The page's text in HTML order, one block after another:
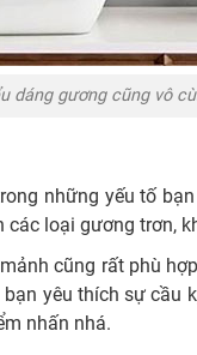
dáng gương cũng vô
những yếu tố
loại gương trơn,
cũng rất phù
yêu thích sự cầu
nhấn nhá.